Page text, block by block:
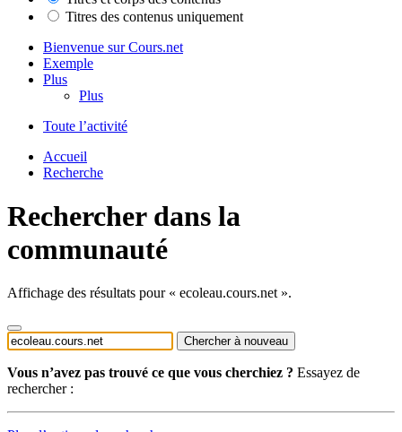
Titres des contenus uniquement
Bienvenue sur Cours.net
Exemple
Plus
Plus
Toute l’activité
Accueil
Recherche
Rechercher dans la
communauté
Affichage des résultats pour « ecoleau.cours.net ».
Chercher à nouveau
Vous n’avez pas trouvé ce que vous cherchiez ? Essayez de
rechercher :